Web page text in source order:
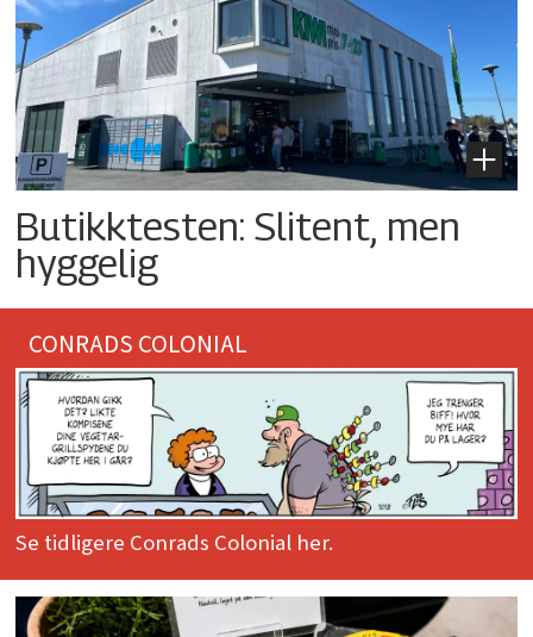
Butikktesten: Slitent, men
hyggelig
CONRADS COLONIAL
Se tidligere Conrads Colonial her.